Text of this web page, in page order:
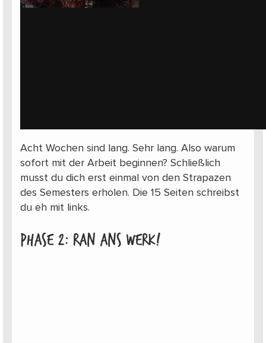
Acht Wochen sind lang. Sehr lang. Also warum
sofort mit der Arbeit beginnen? Schließlich
musst du dich erst einmal von den Strapazen
des Semesters erholen. Die 15 Seiten schreibst
du eh mit links.
Phase 2: Ran ans Werk!